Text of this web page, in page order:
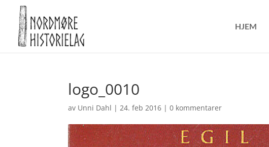
HJEM
logo_0010
av Unni Dahl |24. feb 2016 |0 kommentarer